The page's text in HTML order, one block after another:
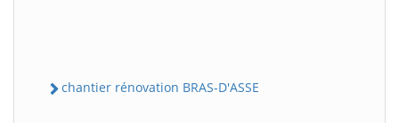
chantier rénovation BRAS-D'ASSE